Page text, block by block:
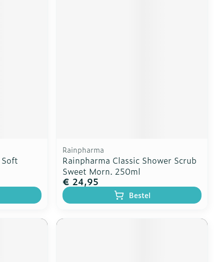
Rainpharma
Rainpharma Classic Shower Scrub
Sweet Morn. 250ml
€ 24,95
Bestel